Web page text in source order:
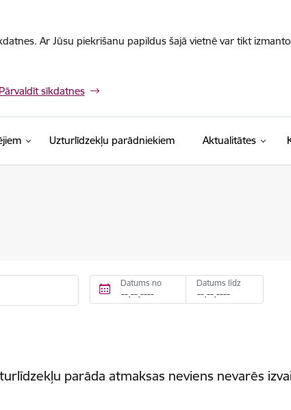
Ar Jūsu piekrišanu papildus šajā vietnē var tikt
Pārvaldīt sīkdatnes
Uzturlīdzekļu parādniekiem Aktualitātes
Datums no Datums līdz
parāda atmaksas neviens nevarēs